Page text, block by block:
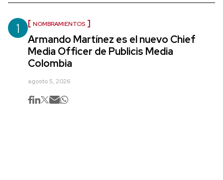
1 NOMBRAMIENTOS
Armando Martínez es el nuevo Chief
Media Officer de Publicis Media
Colombia
agosto 5, 2026